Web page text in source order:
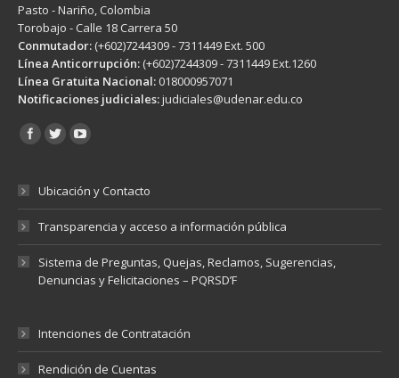
Pasto - Nariño, Colombia
Torobajo - Calle 18 Carrera 50
Conmutador: (+602)7244309 - 7311449 Ext. 500
Línea Anticorrupción: (+602)7244309 - 7311449 Ext.1260
Línea Gratuita Nacional: 018000957071
Notificaciones judiciales:judiciales@udenar.edu.co
Encuéntranos en:
Ubicación y Contacto
Transparencia y acceso a información pública
Sistema de Preguntas, Quejas, Reclamos, Sugerencias,
Denuncias y Felicitaciones – PQRSD’F
Intenciones de Contratación
Rendición de Cuentas